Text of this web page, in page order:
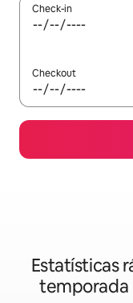
Check-in
Checkout
Estatísticas
temporada